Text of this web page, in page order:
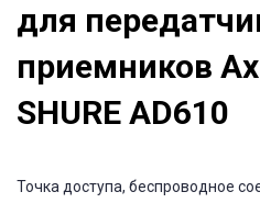
для
приемников
SHURE AD610
Точка доступа, беспроводное